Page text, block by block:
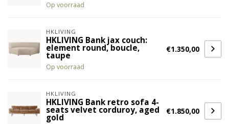
Op voorraad
HKLIVING
HKLIVING Bank jax couch:
element round, boucle,
taupe
Op voorraad
€1.350,00
HKLIVING
HKLIVING Bank retro sofa 4-
seats velvet corduroy, aged
gold
€1.850,00